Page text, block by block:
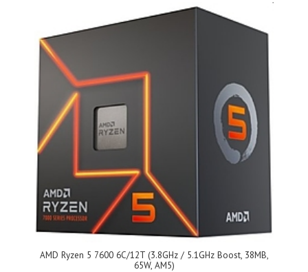
AMD Ryzen 5 7600 6C/12T (3.8GHz / 5.1GHz Boost, 38MB,
65W, AM5)